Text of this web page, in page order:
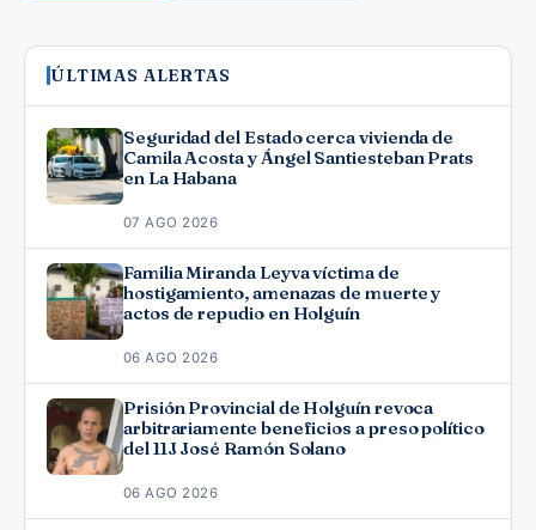
ÚLTIMAS ALERTAS
Seguridad del Estado cerca vivienda de
Camila Acosta y Ángel Santiesteban Prats
en La Habana
07 AGO 2026
Familia Miranda Leyva víctima de
hostigamiento, amenazas de muerte y
actos de repudio en Holguín
06 AGO 2026
Prisión Provincial de Holguín revoca
arbitrariamente beneficios a preso político
del 11J José Ramón Solano
06 AGO 2026